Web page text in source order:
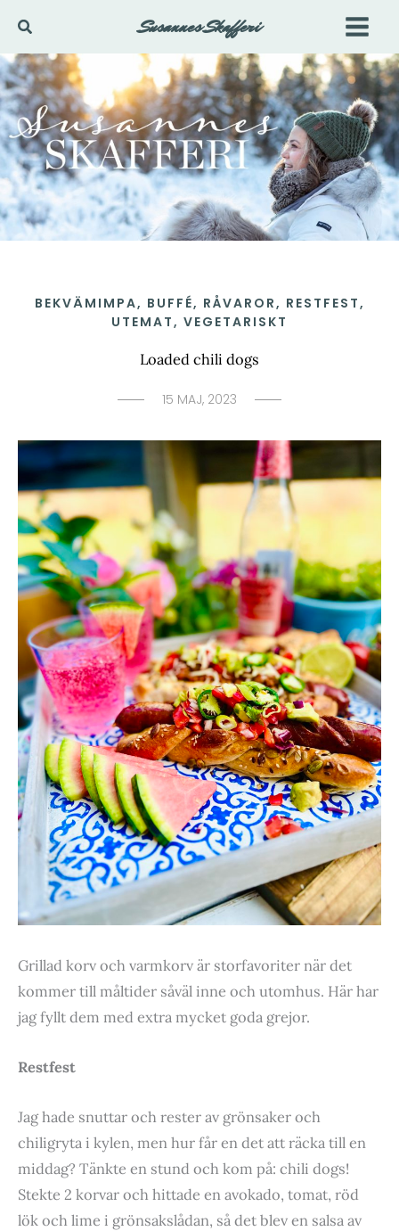
innehåll
Sök Susannes Skafferi
BEKVÄMIMPA, BUFFÉ, RÅVAROR, RESTFEST,
UTEMAT, VEGETARISKT
Loaded chili dogs
15 MAJ, 2023
Grillad korv och varmkorv är storfavoriter när det
kommer till måltider såväl inne och utomhus. Här har
jag fyllt dem med extra mycket goda grejor.
Restfest
Jag hade snuttar och rester av grönsaker och
chiligryta i kylen, men hur får en det att räcka till en
middag? Tänkte en stund och kom på: chili dogs!
Stekte 2 korvar och hittade en avokado, tomat, röd
lök och lime i grönsakslådan, så det blev en salsa av